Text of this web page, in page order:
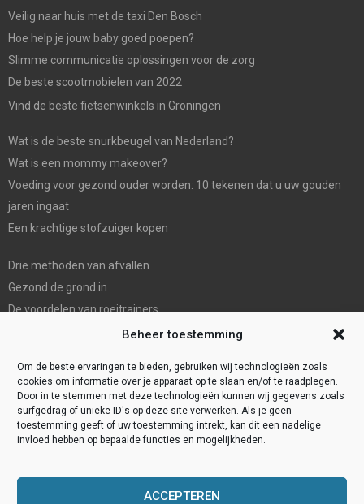
Beheer toestemming
Om de beste ervaringen te bieden, gebruiken wij technologieën zoals
cookies om informatie over je apparaat op te slaan en/of te raadplegen.
Door in te stemmen met deze technologieën kunnen wij gegevens zoals
surfgedrag of unieke ID's op deze site verwerken. Als je geen
toestemming geeft of uw toestemming intrekt, kan dit een nadelige
invloed hebben op bepaalde functies en mogelijkheden.
ACCEPTEREN
Veilig naar huis met de taxi Den Bosch
Hoe help je jouw baby goed poepen?
Slimme communicatie oplossingen voor de zorg
De beste scootmobielen van 2022
Vind de beste fietsenwinkels in Groningen
Wat is de beste snurkbeugel van Nederland?
Wat is een mommy makeover?
Voeding voor gezond ouder worden: 10 tekenen dat u uw gouden
jaren ingaat
Een krachtige stofzuiger kopen
Drie methoden van afvallen
Gezond de grond in
De voordelen van roeitrainers
De Mondhygienist & Tandarts Zaandam: Uw betrouwbare partner in